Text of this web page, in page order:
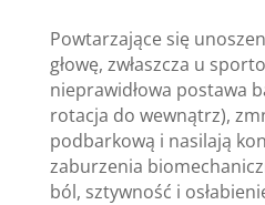
Powtarzające się
głowę, zwłaszcza u
nieprawidłowa postawa
rotacja do wewnątrz),
podbarkową i nasilają
zaburzenia
ból, sztywność i